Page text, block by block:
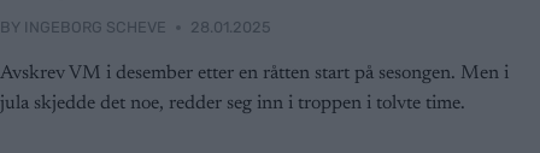
BY INGEBORG SCHEVE 28.01.2025
Avskrev VM i desember etter en råtten start på sesongen. Men i
jula skjedde det noe, redder seg inn i troppen i tolvte time.